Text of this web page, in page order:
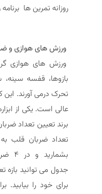
روزانه تمرین ها
ورزش های هوازی و
ورزش های هوازی
بازوها، قفسه
تحرک درمی آورند.
عالی است. یکی از
برند تعیین تعداد
جدول می توانید
برای خود را بیابید.